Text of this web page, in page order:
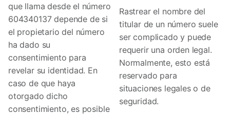
que llama desde el número
604340137 depende de si
el propietario del número
ha dado su
consentimiento para
revelar su identidad. En
caso de que haya
otorgado dicho
consentimiento, es posible
Rastrear el nombre del
titular de un número suele
ser complicado y puede
requerir una orden legal.
Normalmente, esto está
reservado para
situaciones legales o de
seguridad.